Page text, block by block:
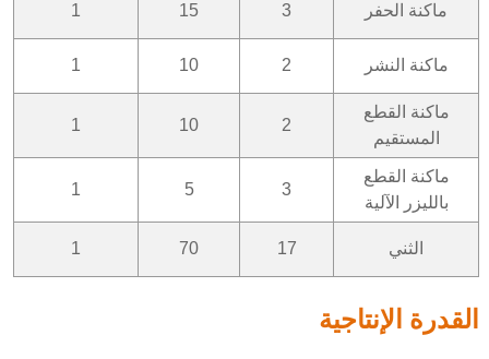
ماكنة الحفر 3
15
1
ماكنة النشر 2
10
1
ماكنة القطع
المستقيم
2
10
1
ماكنة القطع
بالليزر الآلية
3
5
1
الثني 17
70
1
القدرة الإنتاجية